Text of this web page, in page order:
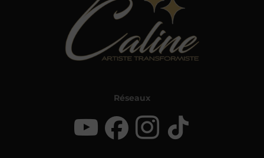
Réseaux